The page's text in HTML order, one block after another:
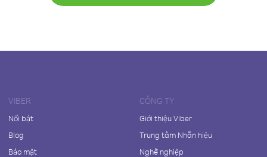
VIBER
Nổi bật
Blog
Bảo mật
CÔNG TY
Giới thiệu Viber
Trung tâm Nhãn hiệu
Nghề nghiệp